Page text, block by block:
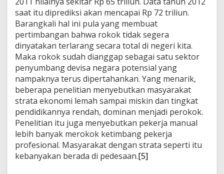
saat itu diprediksi akan mencapai Rp 72 triliun.
Barangkali hal ini pula yang membuat
pertimbangan bahwa rokok tidak segera
dinyatakan terlarang secara total di negeri kita.
Maka rokok sudah dianggap sebagai satu sektor
penyumbang devisa negara potensial yang
nampaknya terus dipertahankan. Yang menarik,
beberapa penelitian menyebutkan masyarakat
strata ekonomi lemah sampai miskin dan tingkat
pendidikannya rendah, dominan menjadi perokok.
Penelitian itu juga menyebutkan pekerja manual
lebih banyak merokok ketimbang pekerja
profesional. Masyarakat dengan strata seperti itu
kebanyakan berada di pedesaan.[5]